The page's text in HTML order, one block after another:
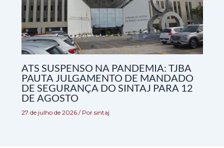
ATS SUSPENSO NA PANDEMIA: TJBA
PAUTA JULGAMENTO DE MANDADO
DE SEGURANÇA DO SINTAJ PARA 12
DE AGOSTO
27 de julho de 2026 / Por sintaj